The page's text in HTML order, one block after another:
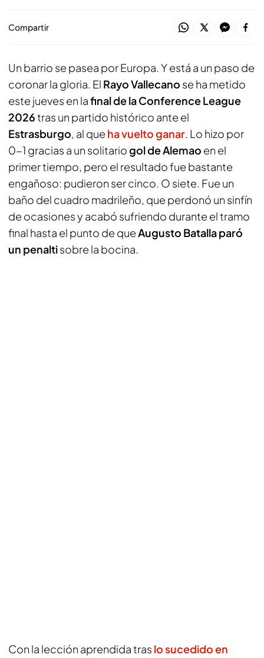
Compartir
Un barrio se pasea por Europa. Y está a un paso de
coronar la gloria. El Rayo Vallecano se ha metido
este jueves en lafinal de la Conference League
2026tras un partido histórico ante el
Estrasburgo, al que ha vuelto ganar. Lo hizo por
0-1 gracias a un solitariogol de Alemao en el
primer tiempo, pero el resultado fue bastante
engañoso: pudieron ser cinco. O siete. Fue un
baño del cuadro madrileño, que perdonó un sinfín
de ocasiones y acabó sufriendo durante el tramo
final hasta el punto de queAugusto Batalla paró
un penaltisobre la bocina.
Con la lección aprendida tras lo sucedido en